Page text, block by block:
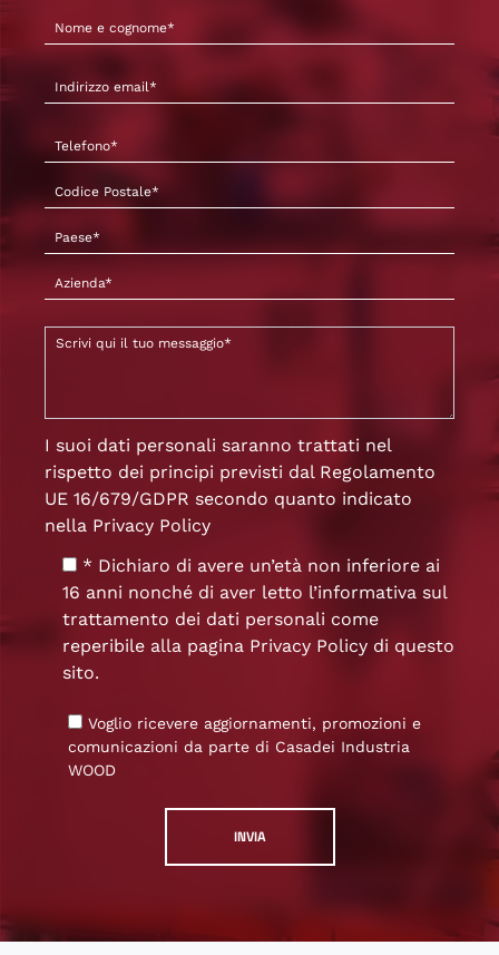
I suoi dati personali saranno trattati nel
rispetto dei principi previsti dal Regolamento
UE 16/679/GDPR secondo quanto indicato
nella Privacy Policy
* Dichiaro di avere un’età non inferiore ai
16 anni nonché di aver letto l’informativa sul
trattamento dei dati personali come
reperibile alla pagina Privacy Policy di questo
sito.
Voglio ricevere aggiornamenti, promozioni e
comunicazioni da parte di Casadei Industria
WOOD